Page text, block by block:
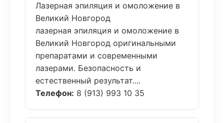
Лазерная эпиляция и омоложение в
Великий Новгород
лазерная эпиляция и омоложение в
Великий Новгород оригинальными
препаратами и современными
лазерами. Безопасность и
естественный результат....
Телефон: 8 (913) 993 10 35